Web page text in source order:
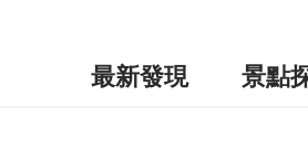
最新發現 景點